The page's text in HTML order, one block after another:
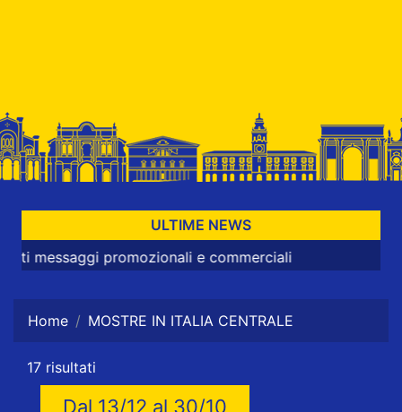
ULTIME NEWS
promozionali e commerciali
Home MOSTRE IN ITALIA CENTRALE
17 risultati
Dal 13/12 al 30/10